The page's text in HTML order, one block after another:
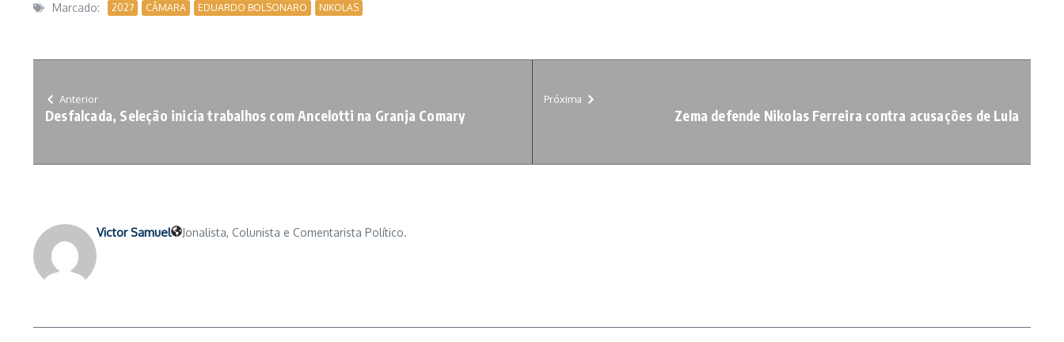
Marcado: 2027 CÂMARA EDUARDO BOLSONARO NIKOLAS
Anterior
Desfalcada, Seleção inicia trabalhos com Ancelotti na Granja Comary
Próxima
Zema defende Nikolas Ferreira contra acusações de Lula
Victor Samuel Jonalista, Colunista e Comentarista Político.